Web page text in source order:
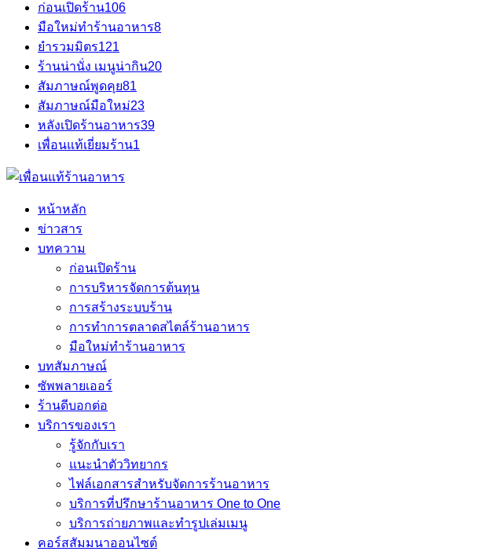
ก่อนเปิดร้าน106
มือใหม่ทำร้านอาหาร8
ยำรวมมิตร121
ร้านน่านั่ง เมนูน่ากิน20
สัมภาษณ์พูดคุย81
สัมภาษณ์มือใหม่23
หลังเปิดร้านอาหาร39
เพื่อนแท้เยี่ยมร้าน1
หน้าหลัก
ข่าวสาร
บทความ
ก่อนเปิดร้าน
การบริหารจัดการต้นทุน
การสร้างระบบร้าน
การทำการตลาดสไตล์ร้านอาหาร
มือใหม่ทำร้านอาหาร
บทสัมภาษณ์
ซัพพลายเออร์
ร้านดีบอกต่อ
บริการของเรา
รู้จักกับเรา
แนะนำตัววิทยากร
ไฟล์เอกสารสำหรับจัดการร้านอาหาร
บริการที่ปรึกษาร้านอาหาร One to One
บริการถ่ายภาพและทำรูปเล่มเมนู
คอร์สสัมมนาออนไซต์